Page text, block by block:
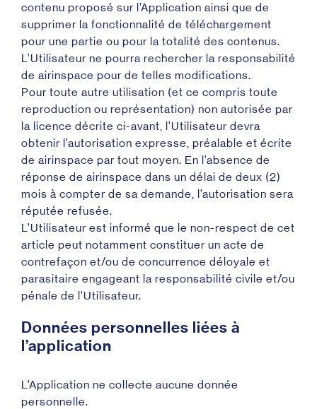
contenu proposé sur l’Application ainsi que de
supprimer la fonctionnalité de téléchargement
pour une partie ou pour la totalité des contenus.
L’Utilisateur ne pourra rechercher la responsabilité
de airinspace pour de telles modifications.
Pour toute autre utilisation (et ce compris toute
reproduction ou représentation) non autorisée par
la licence décrite ci-avant, l’Utilisateur devra
obtenir l’autorisation expresse, préalable et écrite
de airinspace par tout moyen. En l’absence de
réponse de airinspace dans un délai de deux (2)
mois à compter de sa demande, l’autorisation sera
réputée refusée.
L’Utilisateur est informé que le non-respect de cet
article peut notamment constituer un acte de
contrefaçon et/ou de concurrence déloyale et
parasitaire engageant la responsabilité civile et/ou
pénale de l’Utilisateur.
Données personnelles liées à
l’application
L’Application ne collecte aucune donnée
personnelle.